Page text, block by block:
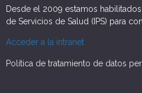
Desde el 2009 estamos
de Servicios de Salud (IPS) para
Acceder a la intranet
Política de tratamiento de datos